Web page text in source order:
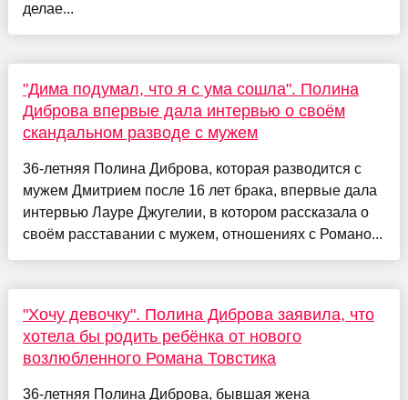
делае...
"Дима подумал, что я с ума сошла". Полина
Диброва впервые дала интервью о своём
скандальном разводе с мужем
36-летняя Полина Диброва, которая разводится с
мужем Дмитрием после 16 лет брака, впервые дала
интервью Лауре Джугелии, в котором рассказала о
своём расставании с мужем, отношениях с Романо...
"Хочу девочку". Полина Диброва заявила, что
хотела бы родить ребёнка от нового
возлюбленного Романа Товстика
36-летняя Полина Диброва, бывшая жена